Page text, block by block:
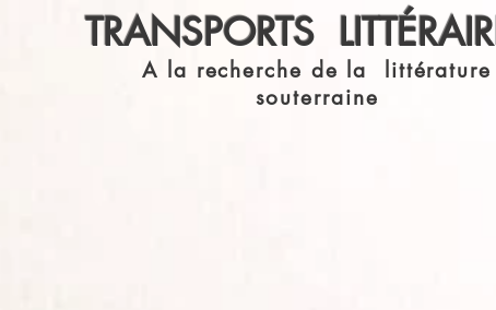
TRANSPORTS
A la recherche de la littérature
souterraine